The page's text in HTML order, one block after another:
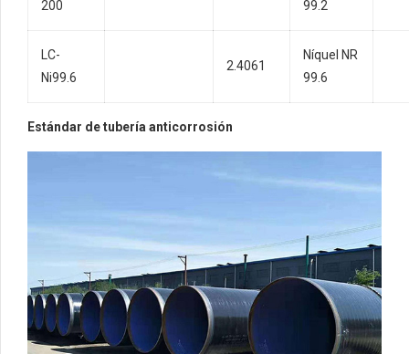
200
99.2
LC-
Ni99.6
2.4061
Níquel NR
99.6
Estándar de tubería anticorrosión